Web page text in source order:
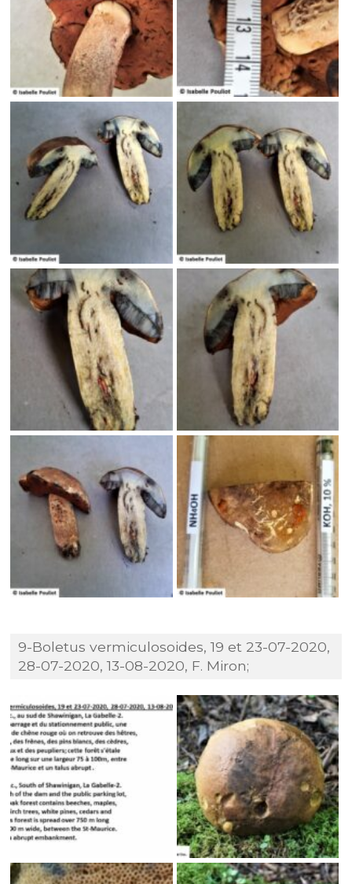
9-Boletus vermiculosoides, 19 et 23-07-2020,
28-07-2020, 13-08-2020, F. Miron;